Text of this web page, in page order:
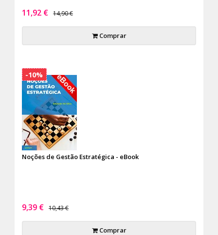
11,92 € 14,90 €
Comprar
Noções de Gestão Estratégica - eBook
9,39 € 10,43 €
Comprar
-10%